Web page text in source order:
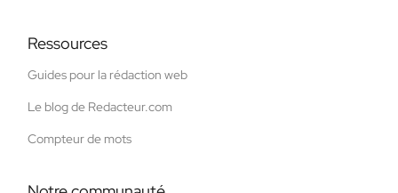
Ressources
Guides pour la rédaction web
Le blog de Redacteur.com
Compteur de mots